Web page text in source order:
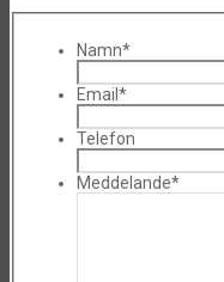
Namn*
Email*
Telefon
Meddelande*